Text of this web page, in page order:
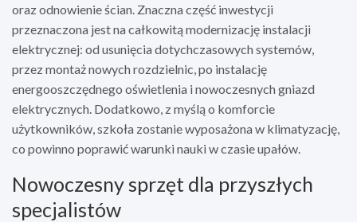
oraz odnowienie ścian. Znaczna część inwestycji
przeznaczona jest na całkowitą modernizację instalacji
elektrycznej: od usunięcia dotychczasowych systemów,
przez montaż nowych rozdzielnic, po instalację
energooszczędnego oświetlenia i nowoczesnych gniazd
elektrycznych. Dodatkowo, z myślą o komforcie
użytkowników, szkoła zostanie wyposażona w klimatyzację,
co powinno poprawić warunki nauki w czasie upałów.
Nowoczesny sprzęt dla przyszłych
specjalistów